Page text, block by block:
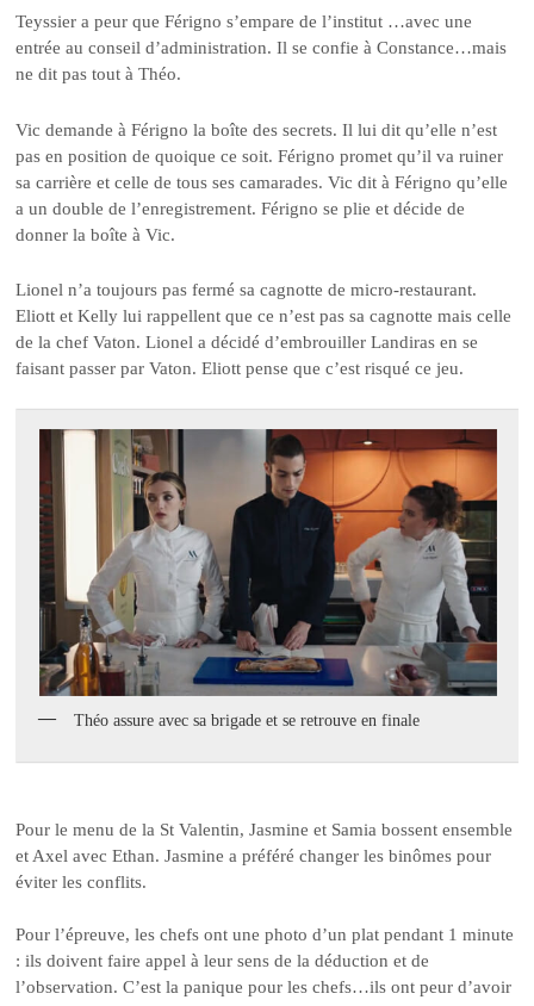
Teyssier a peur que Férigno s’empare de l’institut …avec une
entrée au conseil d’administration. Il se confie à Constance…mais
ne dit pas tout à Théo.
Vic demande à Férigno la boîte des secrets. Il lui dit qu’elle n’est
pas en position de quoique ce soit. Férigno promet qu’il va ruiner
sa carrière et celle de tous ses camarades. Vic dit à Férigno qu’elle
a un double de l’enregistrement. Férigno se plie et décide de
donner la boîte à Vic.
Lionel n’a toujours pas fermé sa cagnotte de micro-restaurant.
Eliott et Kelly lui rappellent que ce n’est pas sa cagnotte mais celle
de la chef Vaton. Lionel a décidé d’embrouiller Landiras en se
faisant passer par Vaton. Eliott pense que c’est risqué ce jeu.
Théo assure avec sa brigade et se retrouve en finale
Pour le menu de la St Valentin, Jasmine et Samia bossent ensemble
et Axel avec Ethan. Jasmine a préféré changer les binômes pour
éviter les conflits.
Pour l’épreuve, les chefs ont une photo d’un plat pendant 1 minute
: ils doivent faire appel à leur sens de la déduction et de
l’observation. C’est la panique pour les chefs…ils ont peur d’avoir